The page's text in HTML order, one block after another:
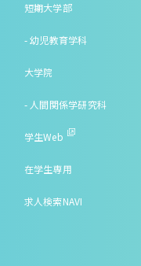
短期大学部
- 幼児教育学科
大学院
- 人間関係学研究科
学生Web
在学生専用
求人検索NAVI